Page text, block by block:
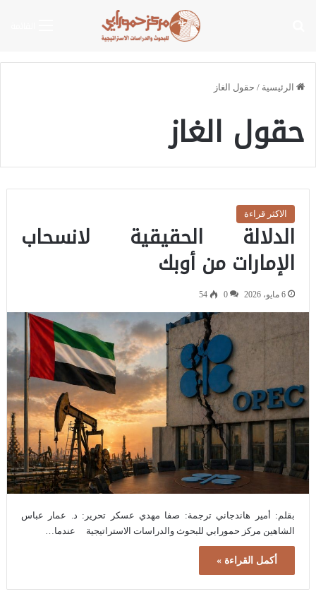
الرئيسية / حقول الغاز
حقول الغاز
الاكثر قراءة
الدلالة الحقيقية لانسحاب
الإمارات من أوبك
6 مايو، 2026 0
54
بقلم: أمير هاندجاني ترجمة: صفا مهدي عسكر تحرير: د. عمار عباس
الشاهين مركز حمورابي للبحوث والدراسات الاستراتيجية عندما…
أكمل القراءة »